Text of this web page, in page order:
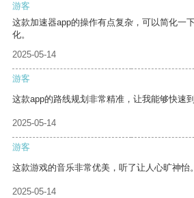
游客
这款加速器app的操作有点复杂，可以简化一
化。
2025-05-14
游客
这款app的路线规划非常精准，让我能够快速到
2025-05-14
游客
这款游戏的音乐非常优美，听了让人心旷神怡。
2025-05-14